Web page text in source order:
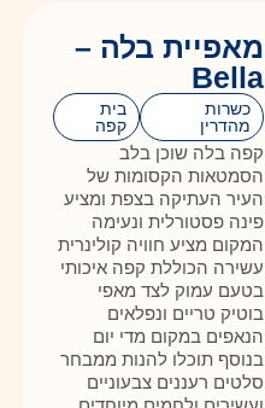
מאפיית בלה –
Bella
כשרות
מהדרין
בית
קפה
קפה בלה שוכן בלב
הסמטאות הקסומות של
העיר העתיקה בצפת ומציע
פינה פסטורלית ונעימה
המקום מציע חוויה קולינרית
עשירה הכוללת קפה איכותי
בטעם עמוק לצד מאפי
בוטיק טריים ונפלאים
הנאפים במקום מדי יום
בנוסף תוכלו להנות ממבחר
סלטים רעננים צבעוניים